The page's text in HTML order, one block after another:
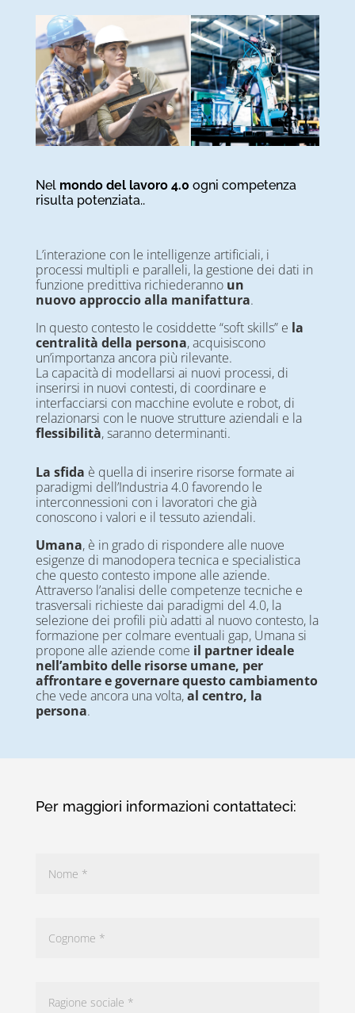
Nel mondo del lavoro 4.0 ogni competenza
risulta potenziata..
L’interazione con le intelligenze artificiali, i
processi multipli e paralleli, la gestione dei dati in
funzione predittiva richiederanno un
nuovoapproccio alla manifattura.
In questo contesto le cosiddette “soft skills” e la
centralità della persona, acquisiscono
un’importanza ancora più rilevante.
La capacità di modellarsi ai nuovi processi, di
inserirsi in nuovi contesti, di coordinare e
interfacciarsi con macchine evolute e robot, di
relazionarsi con le nuove strutture aziendali e la
flessibilità, saranno determinanti.
La sfida è quella di inserire risorse formate ai
paradigmi dell’Industria 4.0 favorendo le
interconnessioni con i lavoratori che già
conoscono i valori e il tessuto aziendali.
Umana, è in grado di rispondere alle nuove
esigenze di manodopera tecnica e specialistica
che questo contesto impone alle aziende.
Attraverso l’analisi delle competenze tecniche e
trasversali richieste dai paradigmi del 4.0, la
selezione dei profili più adatti al nuovo contesto, la
formazione per colmare eventuali gap, Umana si
propone alle aziende come il partner ideale
nell’ambito delle risorse umane, per
affrontare e governare questo cambiamento
che vede ancora una volta,al centro, la
persona.
Per maggiori informazioni contattateci: